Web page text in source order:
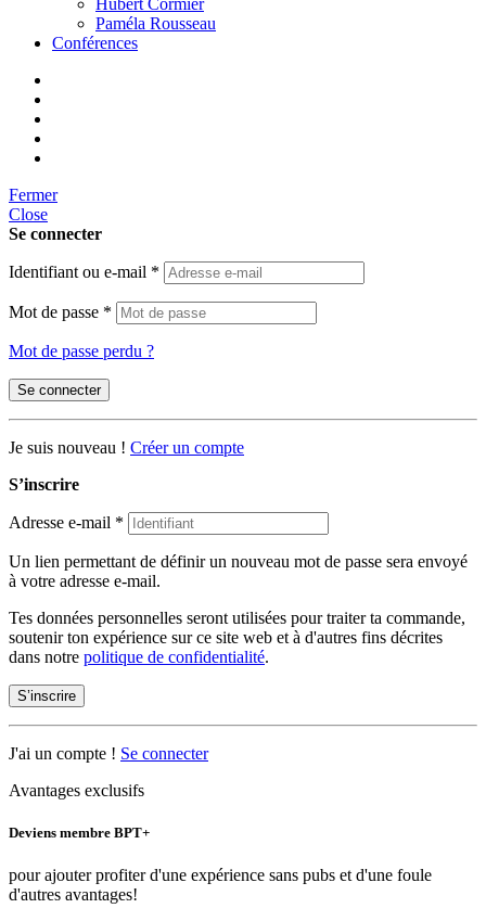
Hubert Cormier
Paméla Rousseau
Conférences
Fermer
Close
Se connecter
Identifiant ou e-mail *
Mot de passe *
Mot de passe perdu ?
Se connecter
Je suis nouveau ! Créer un compte
S’inscrire
Adresse e-mail *
Un lien permettant de définir un nouveau mot de passe sera envoyé
à votre adresse e-mail.
Tes données personnelles seront utilisées pour traiter ta commande,
soutenir ton expérience sur ce site web et à d'autres fins décrites
dans notre politique de confidentialité.
S’inscrire
J'ai un compte ! Se connecter
Avantages exclusifs
Deviens membre BPT+
pour ajouter profiter d'une expérience sans pubs et d'une foule
d'autres avantages!